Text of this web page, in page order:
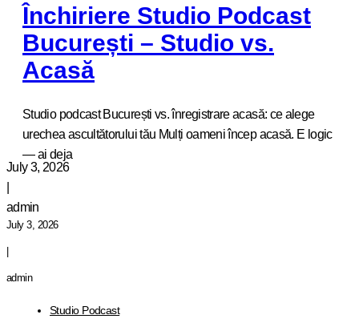
Închiriere Studio Podcast
București – Studio vs.
Acasă
Studio podcast București vs. înregistrare acasă: ce alege
urechea ascultătorului tău Mulți oameni încep acasă. E logic
— ai deja
July 3, 2026
admin
July 3, 2026
admin
Studio Podcast